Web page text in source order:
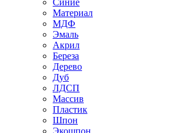
Синие
Материал
МДФ
Эмаль
Акрил
Береза
Дерево
Дуб
ЛДСП
Массив
Пластик
Шпон
Экошпон